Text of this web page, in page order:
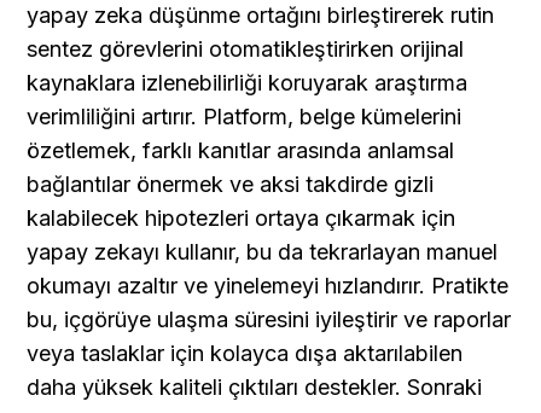
yapay zeka düşünme ortağını birleştirerek rutin
sentez görevlerini otomatikleştirirken orijinal
kaynaklara izlenebilirliği koruyarak araştırma
verimliliğini artırır. Platform, belge kümelerini
özetlemek, farklı kanıtlar arasında anlamsal
bağlantılar önermek ve aksi takdirde gizli
kalabilecek hipotezleri ortaya çıkarmak için
yapay zekayı kullanır, bu da tekrarlayan manuel
okumayı azaltır ve yinelemeyi hızlandırır. Pratikte
bu, içgörüye ulaşma süresini iyileştirir ve raporlar
veya taslaklar için kolayca dışa aktarılabilen
daha yüksek kaliteli çıktıları destekler. Sonraki